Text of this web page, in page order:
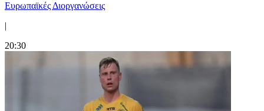
Ευρωπαϊκές Διοργανώσεις
|
20:30